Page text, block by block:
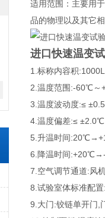
适用范围：主要用
品的物理以及其它
进口快速温变
1.标称内容积
2.温度范围:-60℃～
3.温度波动度:≤
4.温度偏差:≤ ±2.0℃
5.升温时间
6.降温时间
7.空气调节通道:风
8.试验室体标准配
9.大门:铰链单开门,